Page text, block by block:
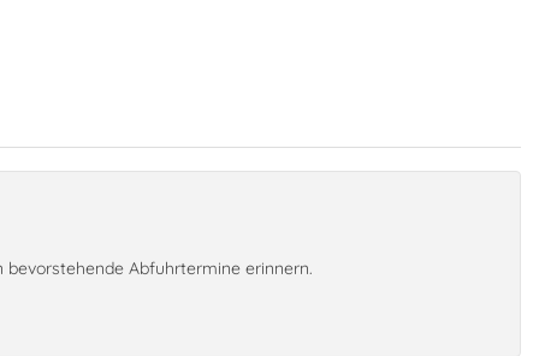
Abfuhrtermine erinnern.